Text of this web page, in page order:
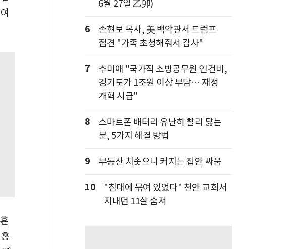
6월 27일 乙卯)
6
손현보 목사, 美 백악관서 트럼프
접견 "가족 초청해줘서 감사"
7
추미애 "국가직 소방공무원 인건비,
경기도가 1조원 이상 부담… 재정
개혁 시급"
8
스마트폰 배터리 유난히 빨리 닳는
분, 5가지 해결 방법
9 부동산 치솟으니 커지는 집안 싸움
10
"침대에 묶여 있었다" 천안 교회서
지내던 11살 숨져